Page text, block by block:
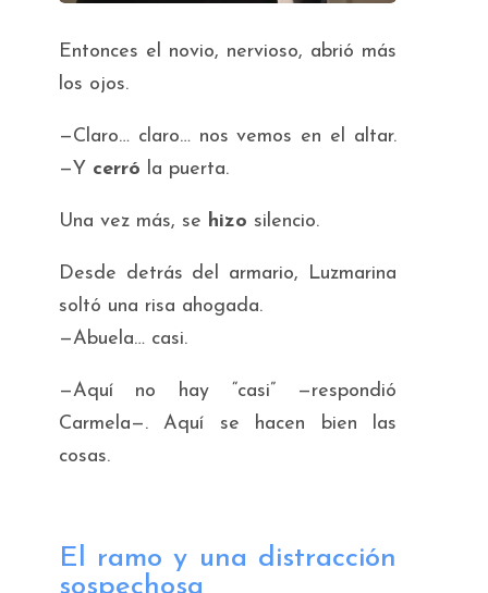
Entonces el novio, nervioso, abrió más
los ojos.
—Claro… claro… nos vemos en el altar.
—Y cerró la puerta.
Una vez más, se hizo silencio.
Desde detrás del armario, Luzmarina
soltó una risa ahogada.
—Abuela… casi.
—Aquí no hay “casi” —respondió
Carmela—. Aquí se hacen bien las
cosas.
El ramo y una distracción
sospechosa